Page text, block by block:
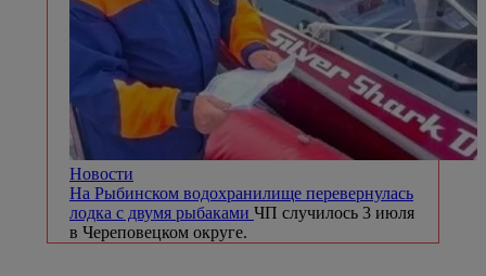
Новости
На Рыбинском водохранилище перевернулась
лодка с двумя рыбаками ЧП случилось 3 июля
в Череповецком округе.